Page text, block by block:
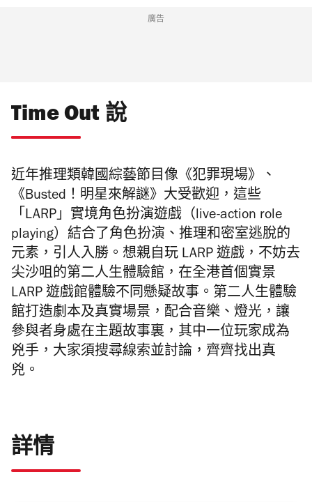
廣告
Time Out 說
近年推理類韓國綜藝節目像《犯罪現場》、
《Busted！明星來解謎》大受歡迎，這些
「LARP」實境角色扮演遊戲（live-action role
playing）結合了角色扮演、推理和密室逃脫的
元素，引人入勝。想親自玩 LARP 遊戲，不妨去
尖沙咀的第二人生體驗館，在全港首個實景
LARP 遊戲館體驗不同懸疑故事。 第二人生體驗
館打造劇本及真實場景，配合音樂、燈光，讓
參與者身處在主題故事裏，其中一位玩家成為
兇手，大家須搜尋線索並討論，齊齊找出真
兇。
詳情